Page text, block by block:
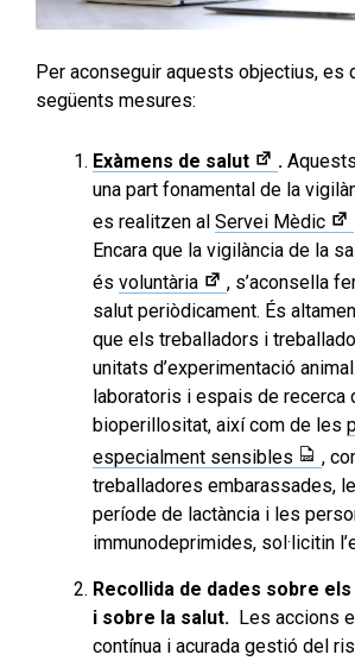
Per aconseguir aquests objectius, es
següents mesures:
Exàmens de salut .
una part fonamental de la
es realitzen al Servei Mèdic
Encara que la vigilància de la
és voluntària
, s’aconsella
salut periòdicament. És
que els treballadors i
unitats d’experimentació
laboratoris i espais de recerca
bioperillositat, així com de les
especialment sensibles
,
treballadores embarassades,
període de lactància i les
immunodeprimides, sol·licitin
Recollida de dades sobre
i sobre la salut. Les accions
contínua i acurada gestió del